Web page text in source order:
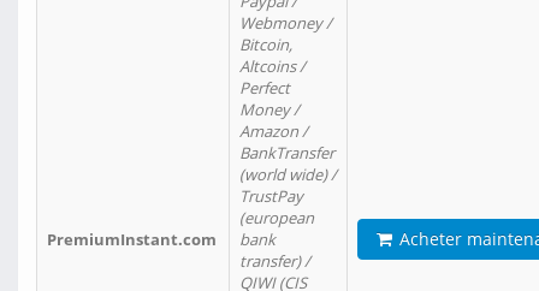
PremiumInstant.com
Webmoney /
Bitcoin,
Altcoins /
Perfect
Money /
Amazon /
BankTransfer
(world wide) /
TrustPay
(european
bank
transfer) /
QIWI (CIS
Acheter